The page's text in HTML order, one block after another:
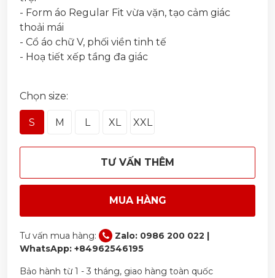
- Form áo Regular Fit vừa vặn, tạo cảm giác
thoải mái
- Cổ áo chữ V, phối viền tinh tế
- Hoạ tiết xếp tầng đa giác
Chọn size:
S M L XL XXL
TƯ VẤN THÊM
MUA HÀNG
Tư vấn mua hàng:
Zalo: 0986 200 022 |
WhatsApp: +84962546195
Bảo hành từ 1 - 3 tháng, giao hàng toàn quốc